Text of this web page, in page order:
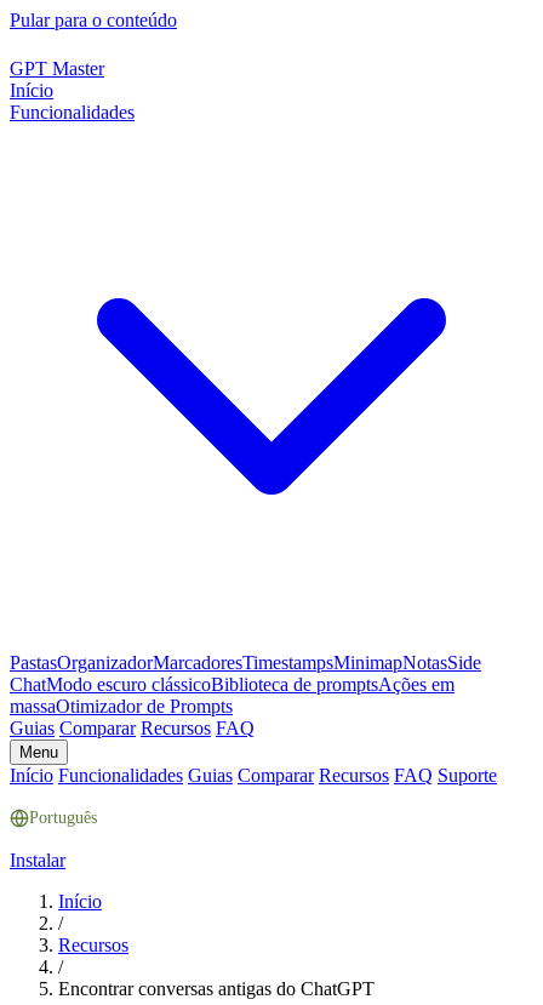
Pular para o conteúdo
GPT Master
Início
Funcionalidades
PastasOrganizadorMarcadoresTimestampsMinimapNotasSide
ChatModo escuro clássicoBiblioteca de promptsAções em
massaOtimizador de Prompts
Guias Comparar Recursos FAQ
Menu
Início Funcionalidades Guias Comparar Recursos FAQ Suporte
Português
Instalar
Início
/
Recursos
/
Encontrar conversas antigas do ChatGPT